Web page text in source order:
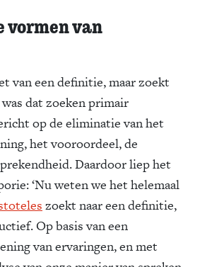
vormen van
van een definitie, maar zoekt
was dat zoeken primair
op de eliminatie van het
het vooroordeel, de
Daardoor liep het
‘Nu weten we het helemaal
zoekt naar een definitie,
Op basis van een
van ervaringen, en met